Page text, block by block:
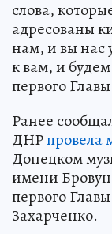
слова,
адресованы
нам, и вы нас
к вам, и будем
первого
Ранее
ДНРпровела
Донецком
имени
первого
Захарченко.